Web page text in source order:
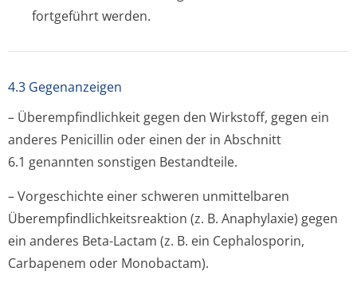
fortgeführt werden.
4.3 Gegenanzeigen
– Überempfindlichkeit gegen den Wirkstoff, gegen ein
anderes Penicillin oder einen der in Abschnitt
6.1 genannten sonstigen Bestandteile.
– Vorgeschichte einer schweren unmittelbaren
Überempfindlichke­itsreaktion (z. B. Anaphylaxie) gegen
ein anderes Beta-Lactam (z. B. ein Cephalosporin,
Carbapenem oder Monobactam).